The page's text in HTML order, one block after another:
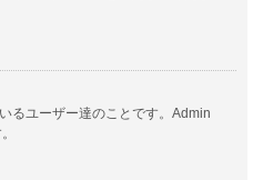
るユーザー達のことです。Admin